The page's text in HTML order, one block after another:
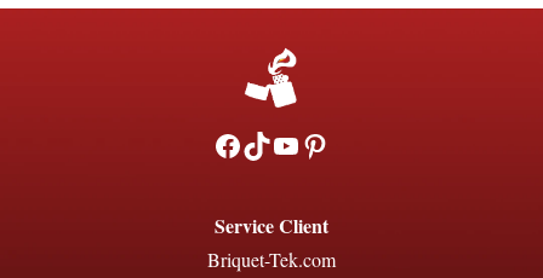
Facebook
TikTokYouTubePinterest
Service Client
Briquet-Tek.com